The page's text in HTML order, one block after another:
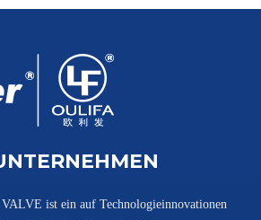
ist ein auf Technologieinnovationen